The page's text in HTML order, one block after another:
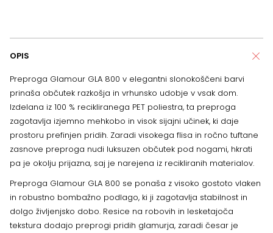
OPIS
Preproga Glamour GLA 800 v elegantni slonokoščeni barvi
prinaša občutek razkošja in vrhunsko udobje v vsak dom.
Izdelana iz 100 % recikliranega PET poliestra, ta preproga
zagotavlja izjemno mehkobo in visok sijajni učinek, ki daje
prostoru prefinjen pridih. Zaradi visokega flisa in ročno tuftane
zasnove preproga nudi luksuzen občutek pod nogami, hkrati
pa je okolju prijazna, saj je narejena iz recikliranih materialov.
Preproga Glamour GLA 800 se ponaša z visoko gostoto vlaken
in robustno bombažno podlago, ki ji zagotavlja stabilnost in
dolgo življenjsko dobo. Resice na robovih in lesketajoča
tekstura dodajo preprogi pridih glamurja, zaradi česar je